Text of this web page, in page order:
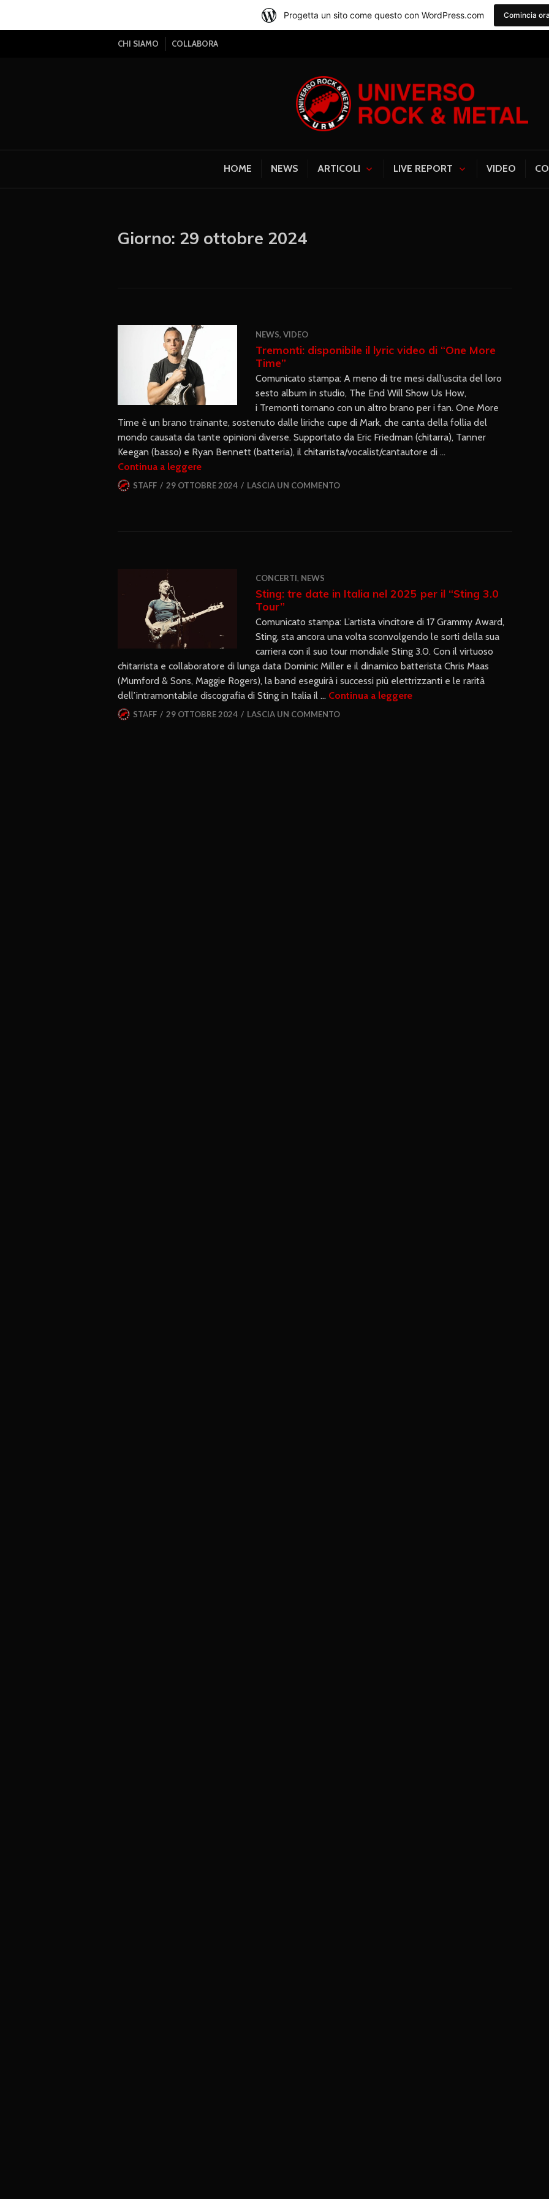
CHI SIAMO COLLABORA
Universo Rock &
HOME NEWS ARTICOLI LIVE REPORT VIDEO
Giorno: 29 ottobre 2024
NEWS, VIDEO
Tremonti: disponibile il lyric video di “One More
Time”
Comunicato stampa: A meno di tre mesi dall’uscita del loro
sesto album in studio, The End Will Show Us How,
i Tremonti tornano con un altro brano per i fan. One More
Time è un brano trainante, sostenuto dalle liriche cupe di Mark, che canta della follia del
mondo causata da tante opinioni diverse. Supportato da Eric Friedman (chitarra), Tanner
Keegan (basso) e Ryan Bennett (batteria), il chitarrista/vocalist/cantautore di …
Continua a leggere
STAFF 29 OTTOBRE 2024 LASCIA UN COMMENTO
CONCERTI, NEWS
Sting: tre date in Italia nel 2025 per il “Sting 3.0
Tour”
Comunicato stampa: L’artista vincitore di 17 Grammy Award,
Sting, sta ancora una volta sconvolgendo le sorti della sua
carriera con il suo tour mondiale Sting 3.0. Con il virtuoso
chitarrista e collaboratore di lunga data Dominic Miller e il dinamico batterista Chris Maas
(Mumford & Sons, Maggie Rogers), la band eseguirà i successi più elettrizzanti e le rarità
dell’intramontabile discografia di Sting in Italia il … Continua a leggere
STAFF 29 OTTOBRE 2024 LASCIA UN COMMENTO
Progetta un sito come questo con WordPress.com Comincia ora